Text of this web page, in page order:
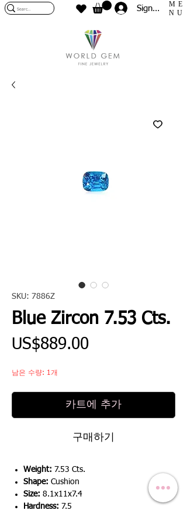
Sign In
ME
NU
SKU: 7886Z
Blue Zircon 7.53 Cts.
US$889.00가
남은 수량: 1개
카트에 추가
구매하기
Weight: 7.53 Cts.
Shape: Cushion
Size: 8.1x11x7.4
Hardness: 7.5